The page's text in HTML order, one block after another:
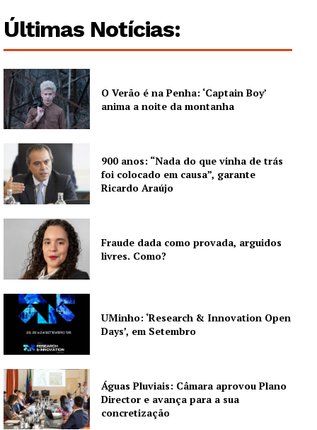
SUBSCREVA JÁ!
Institucional
Artigos
Edição Digital
Europa
Grande Entrevista
Publicidade
Quero ser Assinante
Últimas Notícias:
O Verão é na Penha: ‘Captain Boy’
anima a noite da montanha
900 anos: “Nada do que vinha de trás
foi colocado em causa”, garante
Ricardo Araújo
Fraude dada como provada, arguidos
livres. Como?
UMinho: ‘Research & Innovation Open
Days’, em Setembro
Águas Pluviais: Câmara aprovou Plano
Director e avança para a sua
concretização